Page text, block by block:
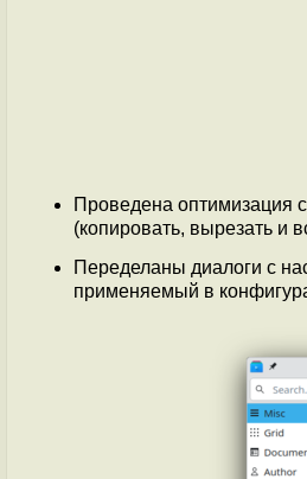
Проведена оптимизация
(копировать, вырезать и
Переделаны диалоги с
применяемый в